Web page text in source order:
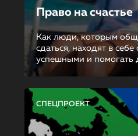
Право на счастье
Как люди, которым
сдаться, находят в
успешными и помогать
СПЕЦПРОЕКТ